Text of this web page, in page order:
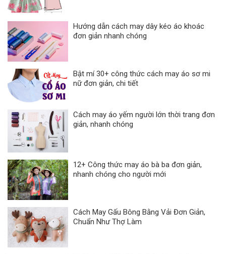
Hướng dẫn cách may dây kéo áo khoác
đơn giản nhanh chóng
Bật mí 30+ công thức cách may áo sơ mi
nữ đơn giản, chi tiết
Cách may áo yếm người lớn thời trang đơn
giản, nhanh chóng
12+ Công thức may áo bà ba đơn giản,
nhanh chóng cho người mới
Cách May Gấu Bông Bằng Vải Đơn Giản,
Chuẩn Như Thợ Làm